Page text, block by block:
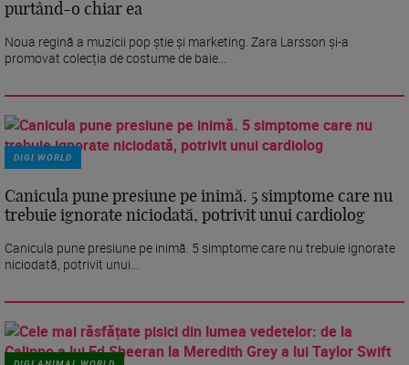
purtând-o chiar ea
Noua regină a muzicii pop știe și marketing. Zara Larsson și-a
promovat colecția de costume de baie...
DIGI WORLD
Canicula pune presiune pe inimă. 5 simptome care nu
trebuie ignorate niciodată, potrivit unui cardiolog
Canicula pune presiune pe inimă. 5 simptome care nu trebuie ignorate
niciodată, potrivit unui...